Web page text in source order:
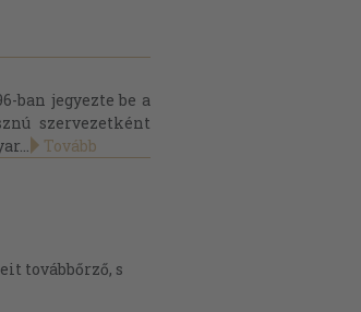
ban jegyezte be a
szervezetként
Tovább
továbbőrző, s